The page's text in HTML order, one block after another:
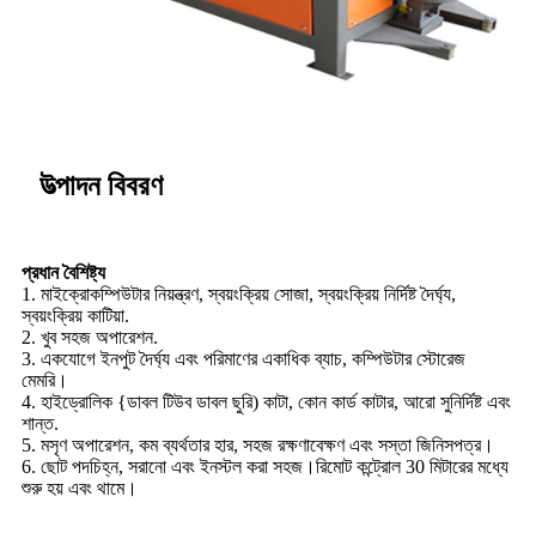
উত্পাদন বিবরণ
প্রধান বৈশিষ্ট্য
1. মাইক্রোকম্পিউটার নিয়ন্ত্রণ, স্বয়ংক্রিয় সোজা, স্বয়ংক্রিয় নির্দিষ্ট দৈর্ঘ্য,
স্বয়ংক্রিয় কাটিয়া.
2. খুব সহজ অপারেশন.
3. একযোগে ইনপুট দৈর্ঘ্য এবং পরিমাণের একাধিক ব্যাচ, কম্পিউটার স্টোরেজ
মেমরি।
4. হাইড্রোলিক {ডাবল টিউব ডাবল ছুরি) কাটা, কোন কার্ড কাটার, আরো সুনির্দিষ্ট এবং
শান্ত.
5. মসৃণ অপারেশন, কম ব্যর্থতার হার, সহজ রক্ষণাবেক্ষণ এবং সস্তা জিনিসপত্র।
6. ছোট পদচিহ্ন, সরানো এবং ইনস্টল করা সহজ।রিমোট কন্ট্রোল 30 মিটারের মধ্যে
শুরু হয় এবং থামে।